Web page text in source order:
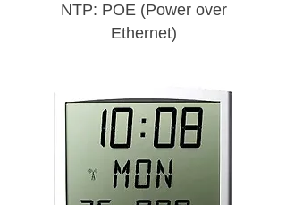
NTP: POE (Power over
Ethernet)